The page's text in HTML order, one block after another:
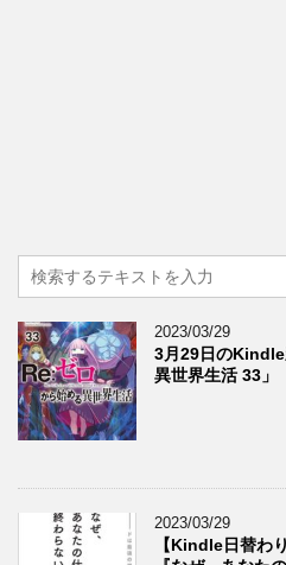
2023/03/29
3月29日のKindle
異世界生活 33
2023/03/29
【Kindle日替わ